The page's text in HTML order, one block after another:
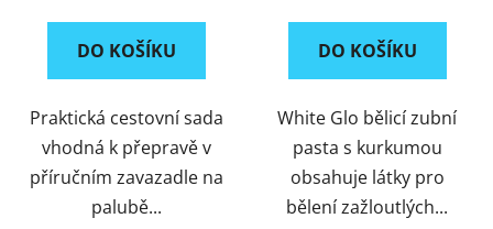
DO KOŠÍKU
Praktická cestovní sada
vhodná k přepravě v
příručním zavazadle na
palubě...
DO KOŠÍKU
White Glo bělicí zubní
pasta s kurkumou
obsahuje látky pro
bělení zažloutlých...